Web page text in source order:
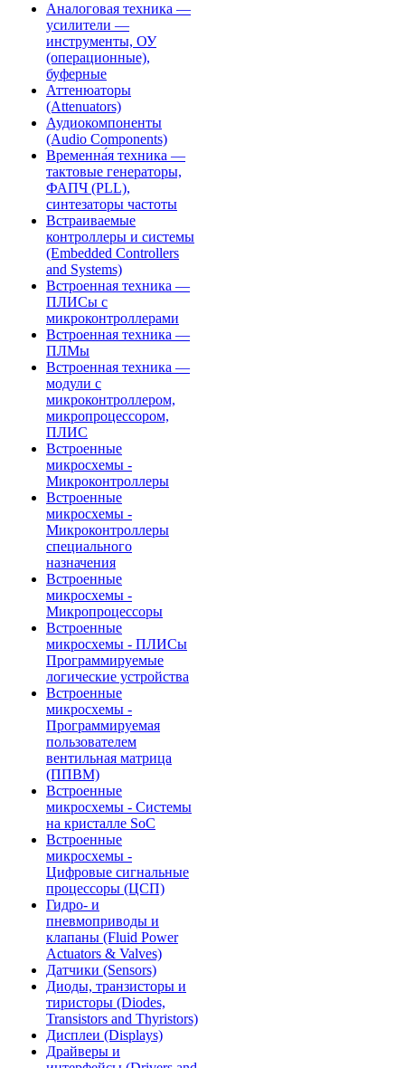
Аналоговая техника —
усилители —
инструменты, ОУ
(операционные),
буферные
Аттенюаторы
(Attenuators)
Аудиокомпоненты
(Audio Components)
Временна́я техника —
тактовые генераторы,
ФАПЧ (PLL),
синтезаторы частоты
Встраиваемые
контроллеры и системы
(Embedded Controllers
and Systems)
Встроенная техника —
ПЛИСы с
микроконтроллерами
Встроенная техника —
ПЛМы
Встроенная техника —
модули с
микроконтроллером,
микропроцессором,
ПЛИС
Встроенные
микросхемы -
Микроконтроллеры
Встроенные
микросхемы -
Микроконтроллеры
специального
назначения
Встроенные
микросхемы -
Микропроцессоры
Встроенные
микросхемы - ПЛИСы
Программируемые
логические устройства
Встроенные
микросхемы -
Программируемая
пользователем
вентильная матрица
(ППВМ)
Встроенные
микросхемы - Системы
на кристалле SoC
Встроенные
микросхемы -
Цифровые сигнальные
процессоры (ЦСП)
Гидро- и
пневмоприводы и
клапаны (Fluid Power
Actuators & Valves)
Датчики (Sensors)
Диоды, транзисторы и
тиристоры (Diodes,
Transistors and Thyristors)
Дисплеи (Displays)
Драйверы и